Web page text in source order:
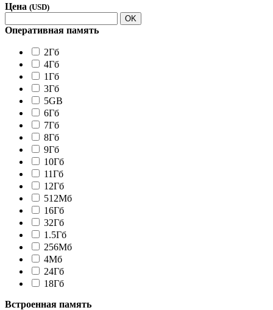
Цена (USD)
OK
Оперативная память
2Гб
4Гб
1Гб
3Гб
5GB
6Гб
7Гб
8Гб
9Гб
10Гб
11Гб
12Гб
512Мб
16Гб
32Гб
1.5Гб
256Мб
4Мб
24Гб
18Гб
Встроенная память